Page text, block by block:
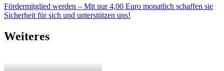
Fördermitglied werden – Mit nur 4,00 Euro monatlich schaffen sie
Sicherheit für sich und unterstützen uns!
Weiteres